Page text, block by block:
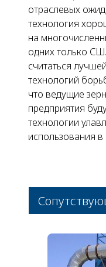
отраслевых
технология
на
одних только
считаться
технологий
что ведущие
предприятия
технологии
использования в